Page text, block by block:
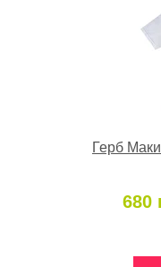
Герб
680